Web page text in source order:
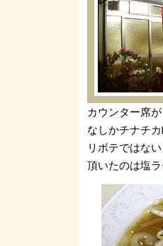
カウンター席
なしかチナチ
リボテではな
頂いたのは塩